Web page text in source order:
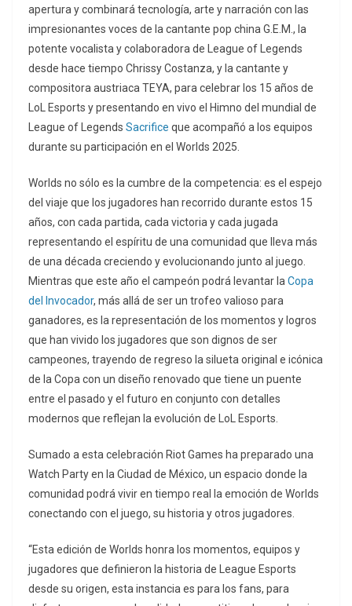
apertura y combinará tecnología, arte y narración con las
impresionantes voces de la cantante pop china G.E.M., la
potente vocalista y colaboradora de League of Legends
desde hace tiempo Chrissy Costanza, y la cantante y
compositora austriaca TEYA, para celebrar los 15 años de
LoL Esports y presentando en vivo el Himno del mundial de
League of Legends Sacrifice que acompañó a los equipos
durante su participación en el Worlds 2025.
Worlds no sólo es la cumbre de la competencia: es el espejo
del viaje que los jugadores han recorrido durante estos 15
años, con cada partida, cada victoria y cada jugada
representando el espíritu de una comunidad que lleva más
de una década creciendo y evolucionando junto al juego.
Mientras que este año el campeón podrá levantar la Copa
del Invocador, más allá de ser un trofeo valioso para
ganadores, es la representación de los momentos y logros
que han vivido los jugadores que son dignos de ser
campeones, trayendo de regreso la silueta original e icónica
de la Copa con un diseño renovado que tiene un puente
entre el pasado y el futuro en conjunto con detalles
modernos que reflejan la evolución de LoL Esports.
Sumado a esta celebración Riot Games ha preparado una
Watch Party en la Ciudad de México, un espacio donde la
comunidad podrá vivir en tiempo real la emoción de Worlds
conectando con el juego, su historia y otros jugadores.
“Esta edición de Worlds honra los momentos, equipos y
jugadores que definieron la historia de League Esports
desde su origen, esta instancia es para los fans, para